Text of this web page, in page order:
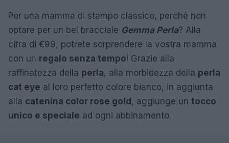
Per una mamma di stampo classico, perchè non
optare per un bel bracciale Gemma Perla? Alla
cifra di €99, potrete sorprendere la vostra mamma
con un regalo senza tempo! Grazie alla
raffinatezza della perla, alla morbidezza della perla
cat eye al loro perfetto colore bianco, in aggiunta
alla catenina color rose gold , aggiunge un tocco
unico e speciale ad ogni abbinamento.